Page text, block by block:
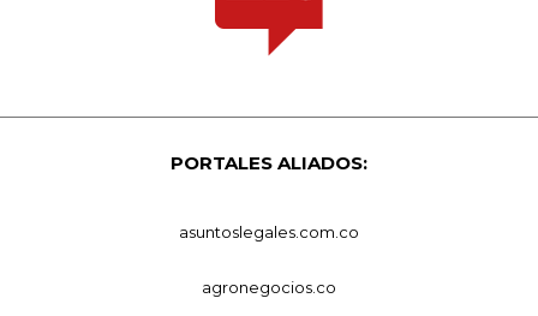
PORTALES ALIADOS:
asuntoslegales.com.co
agronegocios.co